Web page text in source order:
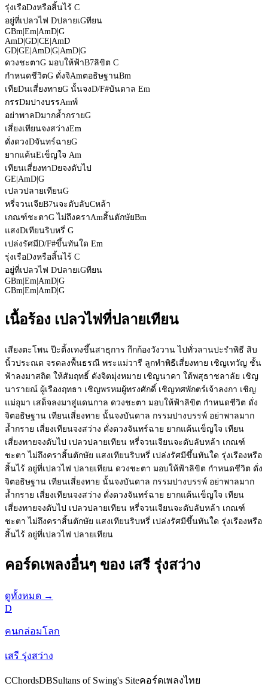
รุ่งเรือDงหรือสิ้นไร้ C
อยู่ที่เปลวไฟ DปลายเGทียน
GBm Em AmD G
AmD GD CE AmD
GD GE AmD G AmD G
ดวงชะตาG มอบให้ฟ้าB7ลิขิต C
กำหนดชีวิตG ดั่งจิAmตอธิษฐานBm
เทียDนเสี่ยงทายG นั้นจงD/F#บันดาล Em
กรรDมปางบรรAmพ์
อย่าพาลDมากล้ำกรายG
เสี่ยงเทียนจงสว่างEm
ดั่งดวงDจันทร์ฉายG
ยากแค้นEเข็ญใจ Am
เทียนเสี่ยงทาDยจงดับไป
GE AmD G
เปลวปลายเทียนG
หรี่จวนเจียB7นจะดับลับCหล้า
เกณฑ์ชะตาG ไม่ถึงคราAmสิ้นตักษัยBm
แสงDเทียนริบหรี่ G
เปล่งรัศมีD/F#ขึ้นทันใด Em
รุ่งเรือDงหรือสิ้นไร้ C
อยู่ที่เปลวไฟ DปลายเGทียน
GBm Em AmD G
GBm Em AmD G
เนื้อร้อง เปลวไฟที่ปลายเทียน
เสียงตะโพน ป๊ะติ้งเทงขึ้นสาธุการ กึกก้องวังวาน ไปทั่วลานปะรำพิธี สิบ
นิ้วประณต จรดลงพื้นธรณี พระแม่วารี ลูกทำพิธีเสี่ยงทาย เชิญเทวัญ ชั้น
ฟ้าลงมาสถิต ให้สัมฤทธิ์ ดังจิตมุ่งหมาย เชิญนาคา ใต้พสุธาชลาลัย เชิญ
นารายณ์ ผู้เรืองฤทธา เชิญพรหมผู้ทรงศักดิ์ เชิญทศพักตร์เจ้าลงกา เชิญ
แม่อุมา เสด็จลงมาสู่แดนกาล ดวงชะตา มอบให้ฟ้าลิขิต กำหนดชีวิต ดั่ง
จิตอธิษฐาน เทียนเสี่ยงทาย นั้นจงบันดาล กรรมปางบรรพ์ อย่าพาลมาก
ล้ำกราย เสี่ยงเทียนจงสว่าง ดั่งดวงจันทร์ฉาย ยากแค้นเข็ญใจ เทียน
เสี่ยงทายจงดับไป เปลวปลายเทียน หรี่จวนเจียนจะดับลับหล้า เกณฑ์
ชะตา ไม่ถึงคราสิ้นตักษัย แสงเทียนริบหรี่ เปล่งรัศมีขึ้นทันใด รุ่งเรืองหรือ
สิ้นไร้ อยู่ที่เปลวไฟ ปลายเทียน ดวงชะตา มอบให้ฟ้าลิขิต กำหนดชีวิต ดั่ง
จิตอธิษฐาน เทียนเสี่ยงทาย นั้นจงบันดาล กรรมปางบรรพ์ อย่าพาลมาก
ล้ำกราย เสี่ยงเทียนจงสว่าง ดั่งดวงจันทร์ฉาย ยากแค้นเข็ญใจ เทียน
เสี่ยงทายจงดับไป เปลวปลายเทียน หรี่จวนเจียนจะดับลับหล้า เกณฑ์
ชะตา ไม่ถึงคราสิ้นตักษัย แสงเทียนริบหรี่ เปล่งรัศมีขึ้นทันใด รุ่งเรืองหรือ
สิ้นไร้ อยู่ที่เปลวไฟ ปลายเทียน
คอร์ดเพลงอื่นๆ ของ เสรี รุ่งสว่าง
ดูทั้งหมด →
D
คนกล่อมโลก
เสรี รุ่งสว่าง
CChordsDBSultans of Swing's Siteคอร์ดเพลงไทย